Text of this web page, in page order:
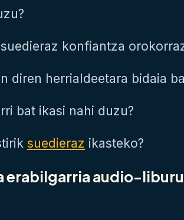
konfiantza
diren herrialdeetara bidaia
bat ikasi nahi duzu?
suedieraz ikasteko?
erabilgarria audio-liburu